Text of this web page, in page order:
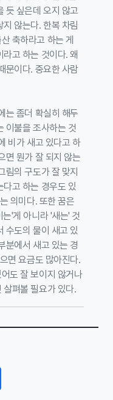
듯 싶은데 오지 않고
않는다. 한복 차림
축하라고 하는 게
고 하는 것이다. 왜
문이다. 중요한 사람
는 좀더 확실히 해두
이불을 조사하는 것
비가 새고 있다고 하
면 뭔가 잘 되지 않는
림의 구도가 잘 맞지
다고 하는 경우도 있
의미다. 또한 꿈은
'게 아니라 '새는' 것
수도의 물이 새고 있
분에서 새고 있는 경
면 요금도 많아진다.
도 잘 보이지 않거나
살펴볼 필요가 있다.